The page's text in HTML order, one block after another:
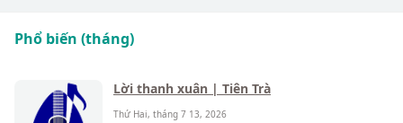
Phổ biến (tháng)
Lời thanh xuân | Tiên Trà
Thứ Hai, tháng 7 13, 2026